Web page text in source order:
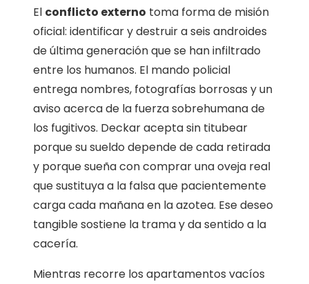
El conflicto externo toma forma de misión
oficial: identificar y destruir a seis androides
de última generación que se han infiltrado
entre los humanos. El mando policial
entrega nombres, fotografías borrosas y un
aviso acerca de la fuerza sobrehumana de
los fugitivos. Deckar acepta sin titubear
porque su sueldo depende de cada retirada
y porque sueña con comprar una oveja real
que sustituya a la falsa que pacientemente
carga cada mañana en la azotea. Ese deseo
tangible sostiene la trama y da sentido a la
cacería.
Mientras recorre los apartamentos vacíos